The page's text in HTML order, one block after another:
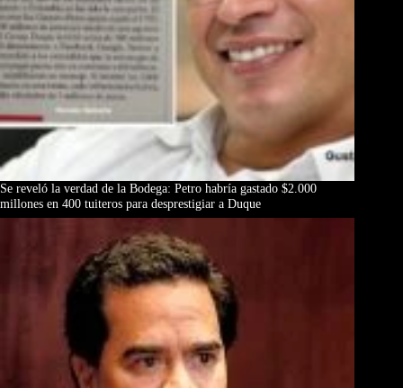
Se reveló la verdad de la Bodega: Petro habría gastado $2.000
millones en 400 tuiteros para desprestigiar a Duque